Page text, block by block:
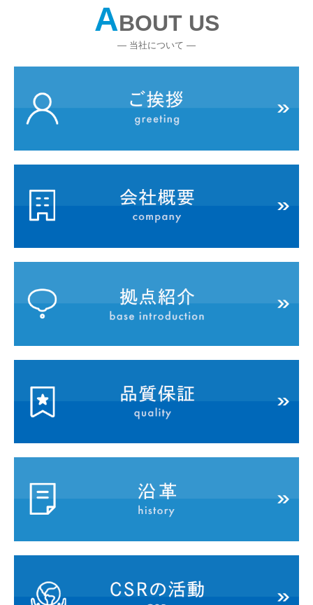
ABOUT US
― 当社について ―